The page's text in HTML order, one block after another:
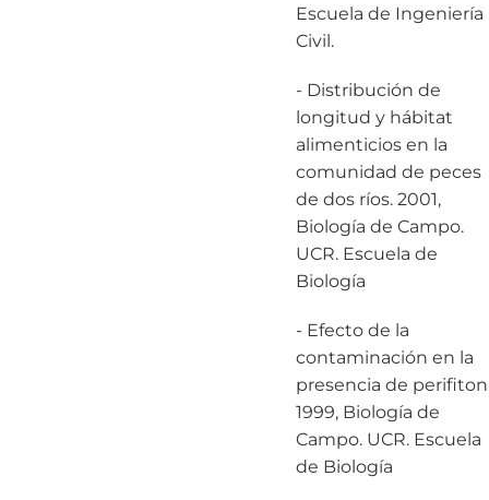
Escuela de Ingeniería
Civil.
- Distribución de
longitud y hábitat
alimenticios en la
comunidad de peces
de dos ríos. 2001,
Biología de Campo.
UCR. Escuela de
Biología
- Efecto de la
contaminación en la
presencia de
1999, Biología de
Campo. UCR. Escuela
de Biología